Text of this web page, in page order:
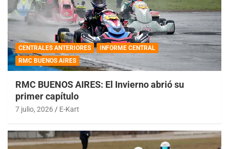
CENTRALES ANTERIORES
INFORME CENTRAL
RMC BUENOS AIRES
RMC BUENOS AIRES: El Invierno abrió su
primer capítulo
7 julio, 2026 E-Kart